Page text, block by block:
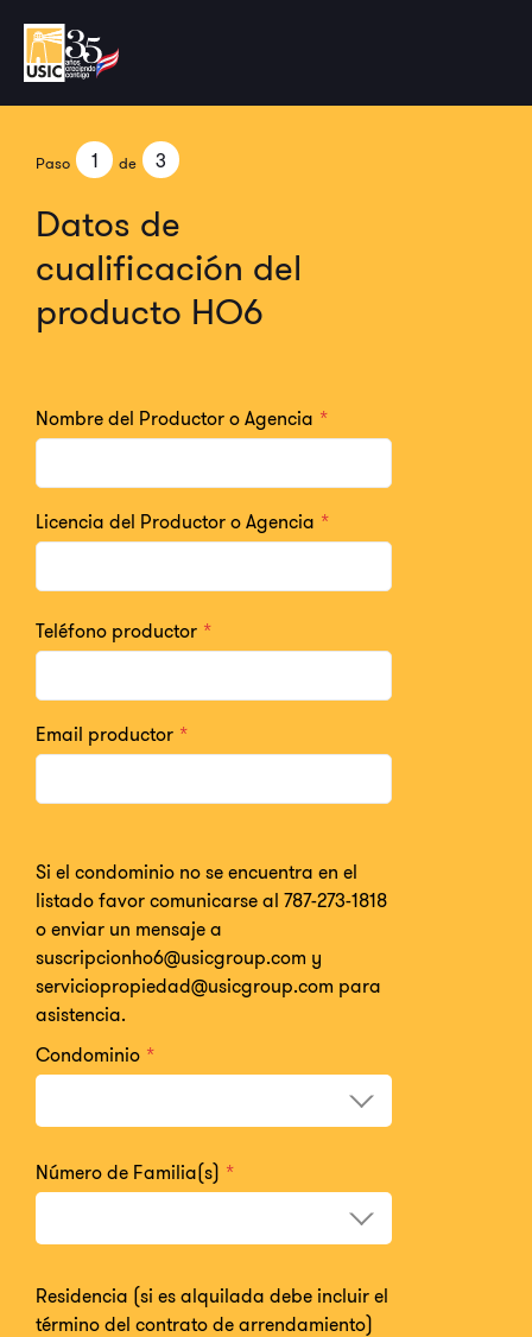
Paso 1 de 3
Datos de
cualificación del
producto HO6
Nombre del Productor o Agencia *
Licencia del Productor o Agencia *
Teléfono productor *
Email productor *
Si el condominio no se encuentra en el
listado favor comunicarse al 787-273-1818
o enviar un mensaje a
suscripcionho6@usicgroup.com y
serviciopropiedad@usicgroup.com para
asistencia.
Condominio *
Número de Familia(s) *
Residencia (si es alquilada debe incluir el
término del contrato de arrendamiento)